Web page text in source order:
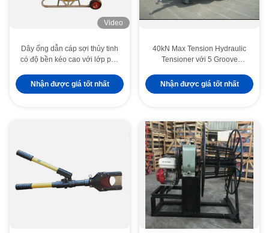
Video
Dây ống dẫn cáp sợi thủy tinh
có độ bền kéo cao với lớp phủ
hoạt trong cong
Nhận được giá tốt nhất
40kN Max Tension Hydraulic
Tensioner với 5 Groove
Nhận được giá tốt nhất